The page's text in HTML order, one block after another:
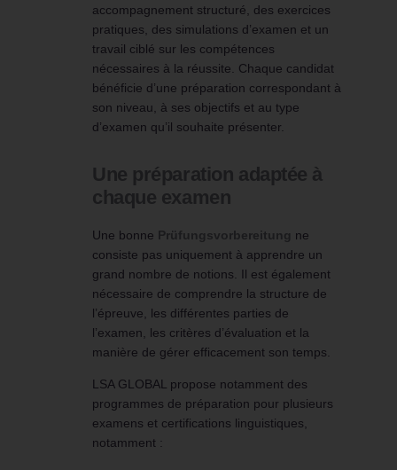
accompagnement structuré, des exercices
pratiques, des simulations d’examen et un
travail ciblé sur les compétences
nécessaires à la réussite. Chaque candidat
bénéficie d’une préparation correspondant à
son niveau, à ses objectifs et au type
d’examen qu’il souhaite présenter.
Une préparation adaptée à
chaque examen
Une bonne Prüfungsvorbereitung ne
consiste pas uniquement à apprendre un
grand nombre de notions. Il est également
nécessaire de comprendre la structure de
l’épreuve, les différentes parties de
l’examen, les critères d’évaluation et la
manière de gérer efficacement son temps.
LSA GLOBAL propose notamment des
programmes de préparation pour plusieurs
examens et certifications linguistiques,
notamment :